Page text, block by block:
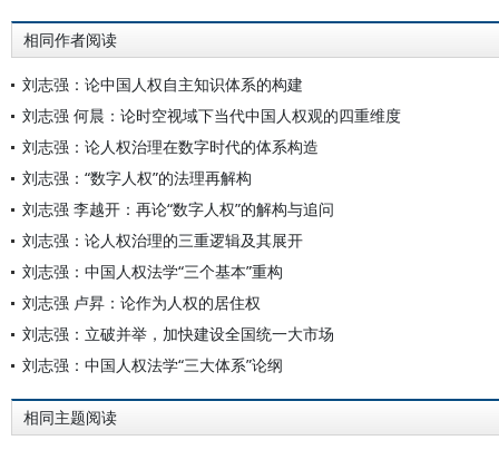
相同作者阅读
刘志强：论中国人权自主知识体系的构建
刘志强 何晨：论时空视域下当代中国人权观的四重维度
刘志强：论人权治理在数字时代的体系构造
刘志强：“数字人权”的法理再解构
刘志强 李越开：再论“数字人权”的解构与追问
刘志强：论人权治理的三重逻辑及其展开
刘志强：中国人权法学“三个基本”重构
刘志强 卢昇：论作为人权的居住权
刘志强：立破并举，加快建设全国统一大市场
刘志强：中国人权法学“三大体系”论纲
相同主题阅读